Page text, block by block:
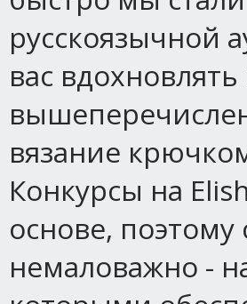
русскоязычной
вас
вязание
Конкурсы на
основе,
немаловажно -